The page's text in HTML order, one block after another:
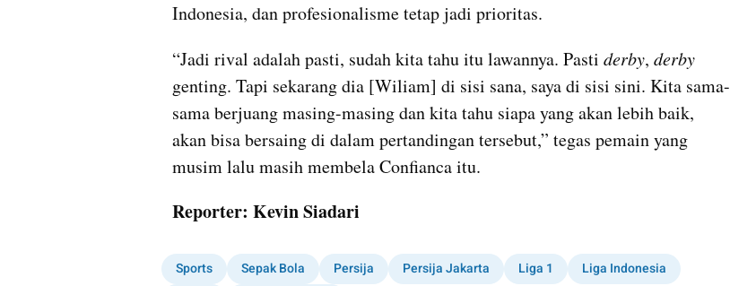
Indonesia, dan profesionalisme tetap jadi prioritas.
“Jadi rival adalah pasti, sudah kita tahu itu lawannya. Pasti derby,
genting. Tapi sekarang dia [Wiliam] di sisi sana, saya di sisi sini. Kita sama-
sama berjuang masing-masing dan kita tahu siapa yang akan lebih baik,
akan bisa bersaing di dalam pertandingan tersebut,” tegas pemain yang
musim lalu masih membela Confianca itu.
Reporter: Kevin Siadari
Sports Sepak Bola Persija Persija Jakarta Liga 1 Liga Indonesia